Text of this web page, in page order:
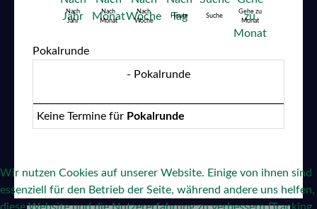
Nach
Jahr
Nach
Monat
Nach
Woche
Heute Suche
Gehe zu
Monat
Pokalrunde
- Pokalrunde
Keine Termine für Pokalrunde
Wir nutzen Cookies auf unserer Website. Einige von ihnen sind
essenziell für den Betrieb der Seite, während andere uns helfen,